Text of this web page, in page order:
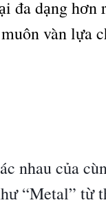
i đa dạng hơn r
ôn vàn lựa
ác nhau của cù
ư “Metal” từ